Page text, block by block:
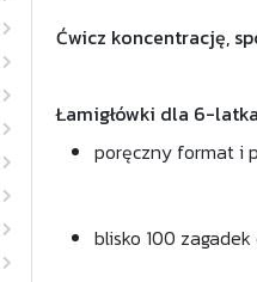
Ćwicz koncentrację,
Łamigłówki dla 6-
poręczny format i
blisko 100